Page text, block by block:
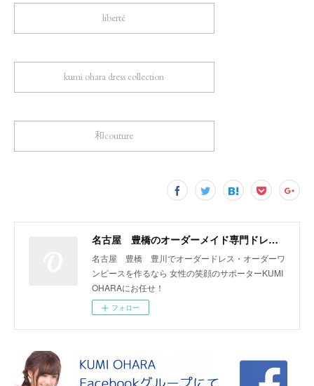
liberté
kumi ohara dress collection
和couture
名古屋 豊橋のオーダーメイド専門ドレスデザイナー KUMI OHARA
名古屋 豊橋 豊川でオーダードレス・オーダーワ
ンピースを作るなら 女性の笑顔のサポーターKUMI
OHARAにお任せ！
フォロー